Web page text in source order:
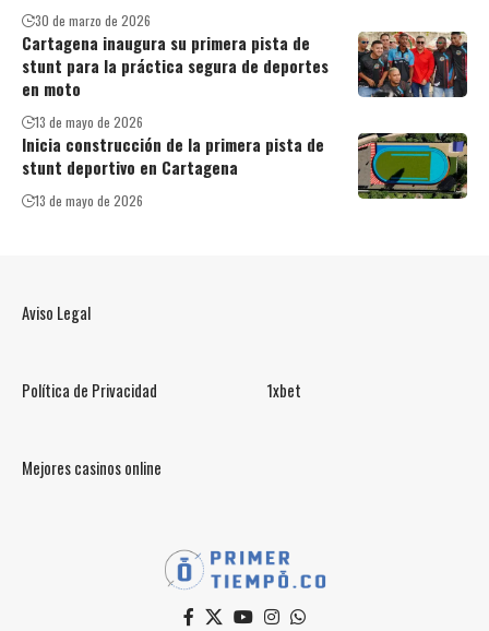
30 de marzo de 2026
Cartagena inaugura su primera pista de
stunt para la práctica segura de deportes
en moto
13 de mayo de 2026
Inicia construcción de la primera pista de
stunt deportivo en Cartagena
13 de mayo de 2026
Aviso Legal
Política de Privacidad 1xbet
Mejores casinos online